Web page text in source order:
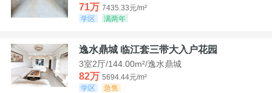
71万 7435.33元/m²
学区
满两年
逸水鼎城 临江套三带大入户花园
3室2厅/144.00m²/逸水鼎城
82万 5694.44元/m²
学区
急售